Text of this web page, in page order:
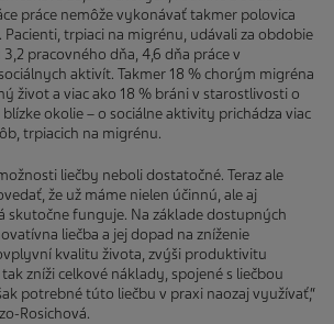
práce nemôže vykonávať takmer polovica
trpiaci na migrénu, udávali za obdobie
pracovného dňa, 4,6 dňa práce v
aktivít. Takmer 18 % chorým migréna
život a viac ako 18 % bráni v starostlivosti o
okolie – o sociálne aktivity prichádza viac
trpiacich na migrénu.
liečby neboli dostatočné. Teraz ale
že už máme nielen účinnú, ale aj
skutočne funguje. Na základe dostupných
liečba a jej dopad na zníženie
kvalitu života, zvýši produktivitu
zníži celkové náklady, spojené s liečbou
potrebné túto liečbu v praxi naozaj využívať,“
Rosichová.